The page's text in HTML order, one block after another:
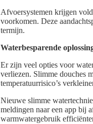
Afvoersystemen krijgen
voorkomen. Deze
termijn.
Waterbesparende
Er zijn veel opties voor
verliezen. Slimme douches
temperatuurrisico’s
Nieuwe slimme
meldingen naar een app bij
warmwatergebruik